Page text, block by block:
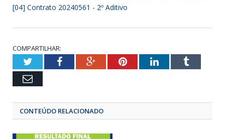
[04] Contrato 20240561 - 2º Aditivo
COMPARTILHAR:
TwitterFacebookGoogle+Pinterest
LinkedIn
Email
CONTEÚDO RELACIONADO